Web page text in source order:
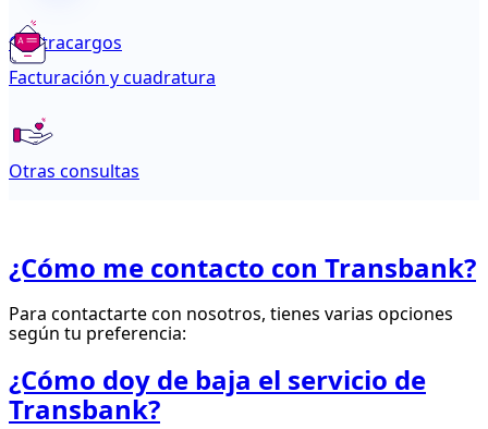
Contracargos
Facturación y cuadratura
Otras consultas
¿Cómo me contacto con Transbank?
Para contactarte con nosotros, tienes varias opciones
según tu preferencia:
¿Cómo doy de baja el servicio de
Transbank?